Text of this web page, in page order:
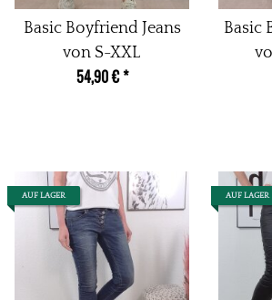
Basic Boyfriend Jeans
von S-XXL
54,90 €*
Basic
AUF LAGER AUF LAGER